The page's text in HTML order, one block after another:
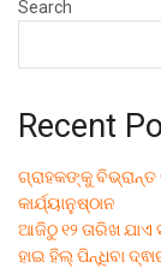
Search
Recent
ଗ୍ରାହକଙ୍କୁ
କାର୍ଯ୍ୟାନୁଷ୍ଠାନ
ଆଜିଠୁ ୧୨ ତାରିଖ ଯାଏ
ହାଇ ହିଲ୍ ପିନ୍ଧିବା